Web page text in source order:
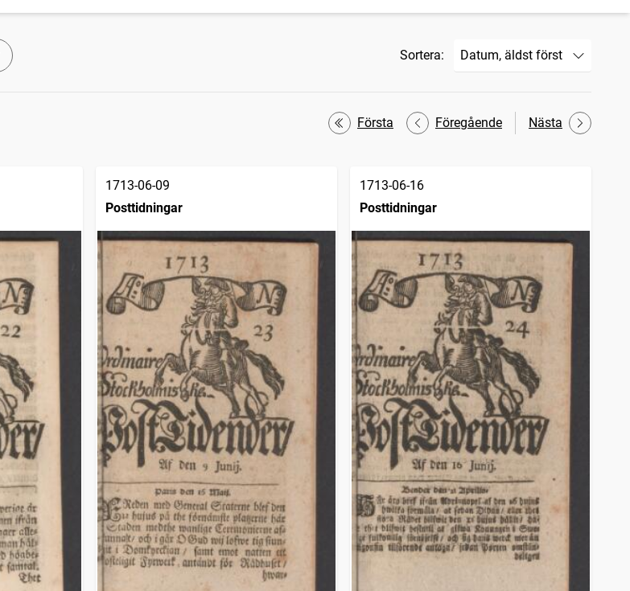
Sortera:
Första Föregående Nästa
1713-06-09
Posttidningar
1713-06-16
Posttidningar